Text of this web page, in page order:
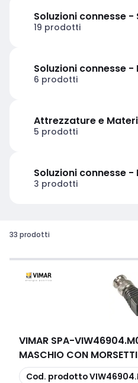
Soluzioni connesse
19 prodotti
Soluzioni connesse
6 prodotti
Attrezzature e
5 prodotti
Soluzioni connesse
3 prodotti
33 prodotti
VIMAR SPA-
MASCHIO CON MORSETTI
copia
Cod. prodotto